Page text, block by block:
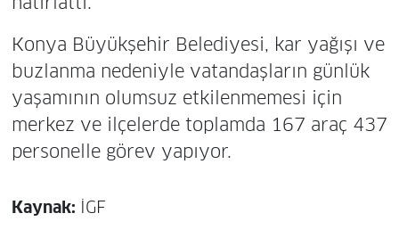
Konya Büyükşehir Belediyesi, kar yağışı ve
buzlanma nedeniyle vatandaşların günlük
yaşamının olumsuz etkilenmemesi için
merkez ve ilçelerde toplamda 167 araç 437
personelle görev yapıyor.
Kaynak: İGF